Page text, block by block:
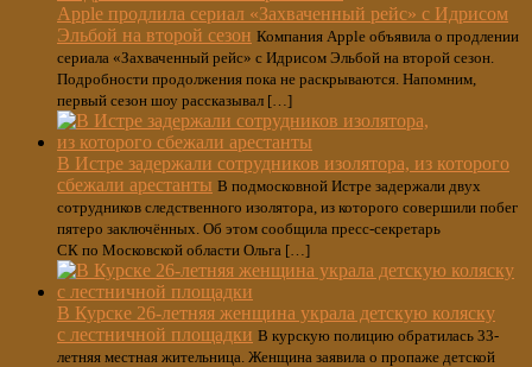
Apple продлила сериал «Захваченный рейс» с Идрисом
Эльбой на второй сезон Компания Apple объявила о продлении
сериала «Захваченный рейс» c Идрисом Эльбой на второй сезон.
Подробности продолжения пока не раскрываются. Напомним,
первый сезон шоу рассказывал […]
В Истре задержали сотрудников изолятора, из которого
сбежали арестанты В подмосковной Истре задержали двух
сотрудников следственного изолятора, из которого совершили побег
пятеро заключённых. Об этом сообщила пресс-секретарь
СК по Московской области Ольга […]
В Курске 26-летняя женщина украла детскую коляску
с лестничной площадки В курскую полицию обратилась 33-
летняя местная жительница. Женщина заявила о пропаже детской